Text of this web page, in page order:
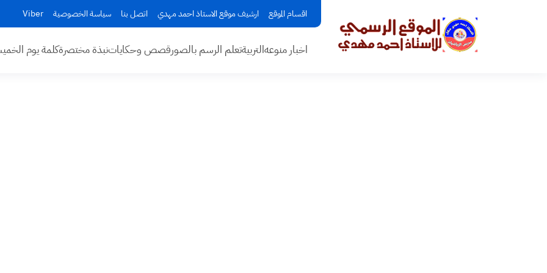
اقسام الموقع ارشيف موقع الاستاذ احمد مهدي اتصل بنا سياسة الخصوصية Viber
اخبار منوعهالتربيةتعلم الرسم بالصورقصص وحكاياتنبذة مختصرةكلمة يوم